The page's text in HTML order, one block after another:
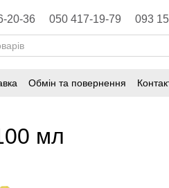
20-36 050 417-19-79 093
Обмін та повернення
мл